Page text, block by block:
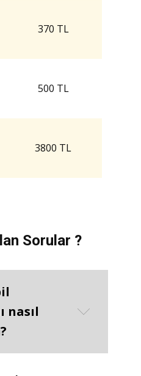
370 TL
500 TL
3800 TL
Sorular ?
nasıl